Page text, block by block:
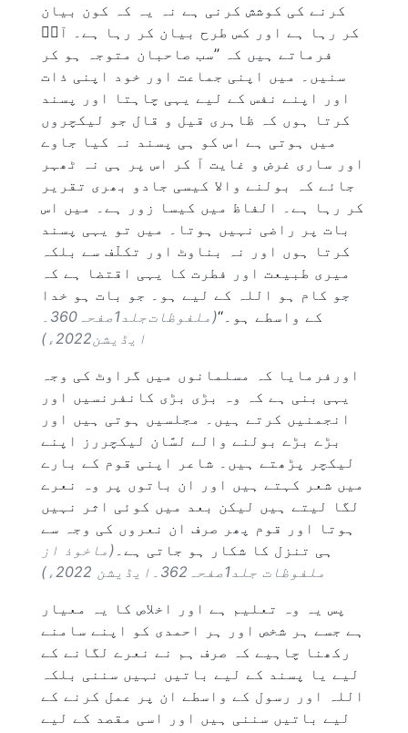
کرنے کی کوشش کرنی ہے نہ یہ کہ کون بیان
کر رہا ہے اور کس طرح بیان کر رہا ہے۔ آپؑ
فرماتے ہیں کہ ’’سب صاحبان متوجہ ہو کر
سنیں۔ میں اپنی جماعت اور خود اپنی ذات
اور اپنے نفس کے لیے یہی چاہتا اور پسند
کرتا ہوں کہ ظاہری قیل و قال جو لیکچروں
میں ہوتی ہے اس کو ہی پسند نہ کیا جاوے
اور ساری غرض و غایت آ کر اس پر ہی نہ ٹھہر
جائے کہ بولنے والا کیسی جادو بھری تقریر
کر رہا ہے۔ الفاظ میں کیسا زور ہے۔ میں اس
بات پر راضی نہیں ہوتا۔ میں تو یہی پسند
کرتا ہوں اور نہ بناوٹ اور تکلّف سے بلکہ
میری طبیعت اور فطرت کا یہی اقتضا ہے کہ
جو کام ہو اللہ کے لیے ہو۔ جو بات ہو خدا
کے واسطے ہو۔‘‘
(ملفوظات جلد1صفحہ360۔
ایڈیشن2022ء)
اورفرمایا کہ مسلمانوں میں گراوٹ کی وجہ
یہی بنی ہے کہ وہ بڑی بڑی کانفرنسیں اور
انجمنیں کرتے ہیں۔ مجلسیں ہوتی ہیں اور
بڑے بڑے بولنے والے لسَّان لیکچررز اپنے
لیکچر پڑھتے ہیں۔ شاعر اپنی قوم کے بارے
میں شعر کہتے ہیں اور ان باتوں پر وہ نعرے
لگا لیتے ہیں لیکن بعد میں کوئی اثر نہیں
ہوتا اور قوم پھر صرف ان نعروں کی وجہ سے
ہی تنزل کا شکار ہو جاتی ہے۔ (ماخوذ از
ملفوظات جلد1صفحہ362۔ایڈیشن 2022ء)
پس یہ وہ تعلیم ہے اور اخلاص کا یہ معیار
ہے جسے ہر شخص اور ہر احمدی کو اپنے سامنے
رکھنا چاہیے کہ صرف ہم نے نعرے لگانے کے
لیے یا پسند کے لیے باتیں نہیں سننی بلکہ
اللہ اور رسول کے واسطے ان پر عمل کرنے کے
لیے باتیں سننی ہیں اور اسی مقصد کے لیے